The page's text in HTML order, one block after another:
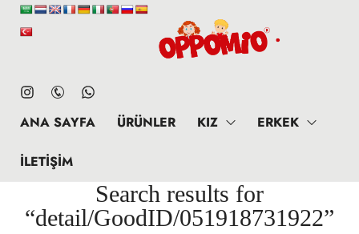
ANA SAYFA ÜRÜNLER KIZ ERKEK
İLETIŞIM
Search results for
“detail/GoodID/051918731922”